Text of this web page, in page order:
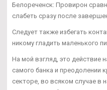
Белореченск: Провирон
слабеть сразу после
Следует также избегать
никому гладить маленького
На мой взгляд, это действие
самого банка и преодолении
секторе, во всяком случае в